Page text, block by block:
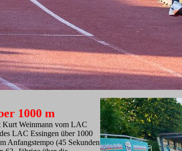
1000 m
Kurt Weinmann vom LAC
LAC Essingen über 1000
Anfangstempo (45 Sekunden